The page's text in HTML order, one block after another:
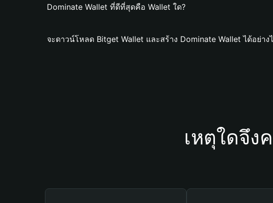
Dominate Wallet ที่ดีที่สุดคือ Wallet ใด?
จะดาวน์โหลด Bitget Wallet และสร้าง Dominate Wallet ได้อย่างไ
เหตุใดจึง